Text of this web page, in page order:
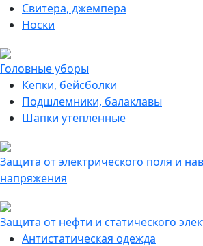
Свитера, джемпера
Носки
Головные уборы
Кепки, бейсболки
Подшлемники, балаклавы
Шапки утепленные
Защита от электрического поля и
напряжения
Защита от нефти и статического
Антистатическая одежда